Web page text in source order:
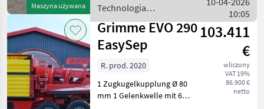
Maszyna używana
U/min / Direktantrieb /
Technologia
ziemniaczana / Grimme
10:05
Grimme EVO 290
EasySep
103.411
€
wliczony
VAT 19%
86.900 €
netto
R. prod. 2020
1 Zugkugelkupplung Ø 80
mm 1 Gelenkwelle mit 6